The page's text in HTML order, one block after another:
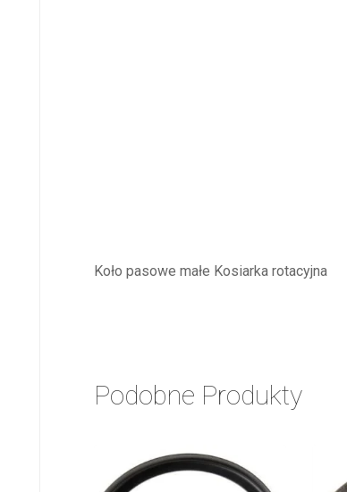
Koło pasowe małe Kosiarka rotacyjna
Podobne Produkty